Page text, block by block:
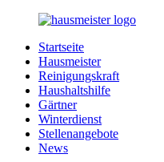
Zurück
Inhalt
Hausmeister.de
Alles
rund
Ihren
Haushalt
Startseite
Hausmeister
Reinigungskraft
Haushaltshilfe
Gärtner
Winterdienst
Stellenangebote
News